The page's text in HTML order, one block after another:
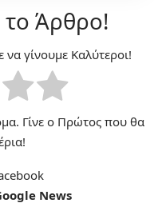
Άρθρο!
γίνουμε Καλύτεροι!
Γίνε ο Πρώτος που θα
News